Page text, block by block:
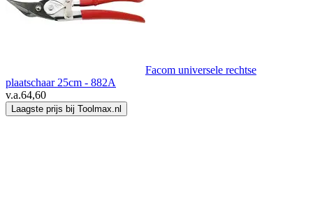
Facom universele rechtse
plaatschaar 25cm - 882A
v.a.64,60
Laagste prijs bij Toolmax.nl